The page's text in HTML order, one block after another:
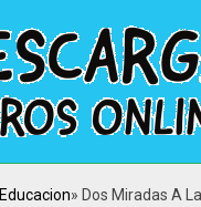
Educacion Dos Miradas A